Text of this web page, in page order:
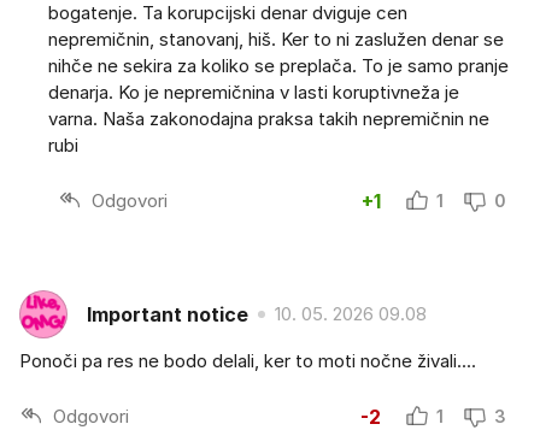
bogatenje. Ta korupcijski denar dviguje cen
nepremičnin, stanovanj, hiš. Ker to ni zaslužen denar se
nihče ne sekira za koliko se preplača. To je samo pranje
denarja. Ko je nepremičnina v lasti koruptivneža je
varna. Naša zakonodajna praksa takih nepremičnin ne
rubi
Odgovori +1 1 0
Important notice 10. 05. 2026 09.08
Ponoči pa res ne bodo delali, ker to moti nočne živali....
Odgovori -2 1 3